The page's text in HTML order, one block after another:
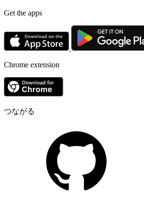
Get the apps
Chrome extension
つながる